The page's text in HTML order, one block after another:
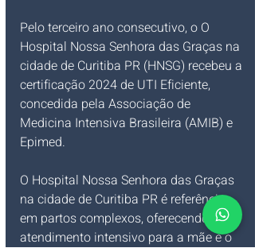
Pelo terceiro ano consecutivo, o O
Hospital Nossa Senhora das Graças na
cidade de Curitiba PR (HNSG) recebeu a
certificação 2024 de UTI Eficiente,
concedida pela Associação de
Medicina Intensiva Brasileira (AMIB) e
Epimed.
O Hospital Nossa Senhora das Graças
na cidade de Curitiba PR é referência
em partos complexos, oferecendo
atendimento intensivo para a mãe e o